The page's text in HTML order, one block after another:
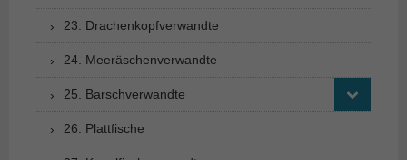
23. Drachenkopfverwandte
24. Meeräschenverwandte
25. Barschverwandte
26. Plattfische